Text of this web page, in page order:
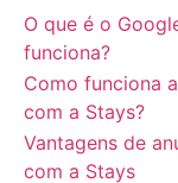
O que é o
funciona?
Como funciona
com a Stays?
Vantagens de
com a Stays